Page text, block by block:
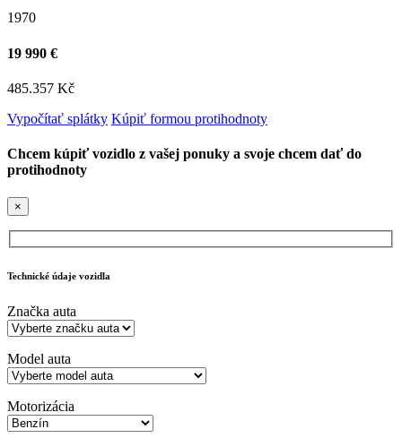
1970
19 990 €
485.357 Kč
Vypočítať splátky Kúpiť formou protihodnoty
Chcem kúpiť vozidlo z vašej ponuky a svoje chcem dať do
protihodnoty
×
Technické údaje vozidla
Značka auta
Model auta
Motorizácia